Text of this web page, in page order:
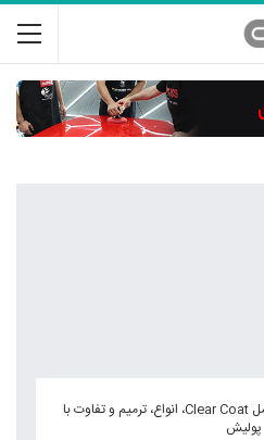
کیلر خودرو چیست؟ راهنمای کامل Clear Coat، انواع، ترمیم و تفاوت با
پولیش